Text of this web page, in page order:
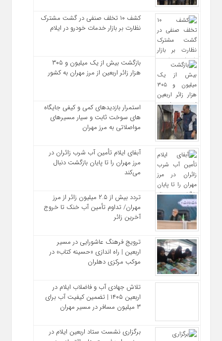
کشف ۱۰ تخلف صنفی در گشت مشترک
نظارت بر بازار خدمات خودرو در ایلام
بازگشت بیش از یک میلیون و ۳۰۵
هزار زائر اربعین از مرز مهران به کشور
استمرار بازدیدهای کمی و کیفی جایگاه‌
های سوخت ثابت و سیار مسیرهای
مواصلاتی به مرز مهران
آبفای ایلام تأمین آب شرب زائران در
مرز مهران را تا پایان بازگشت دنبال
می‌کند
تردد بیش از ۲.۵ میلیون زائر از مرز
مهران/ تداوم تأمین آب خنک تا خروج
آخرین زائر
ترویج فرهنگ عاشورایی در مسیر
اربعین | راه‌ اندازی «حسینه کتاب» در
موکب مرکزی دهلران
تلاش جهادی آب و فاضلاب ایلام در
اربعین ۱۴۰۵ | تضمین کیفیت آب برای
۳ میلیون مسافر در مسیر مهران
برگزاری نشست ستاد اربعین ایلام در